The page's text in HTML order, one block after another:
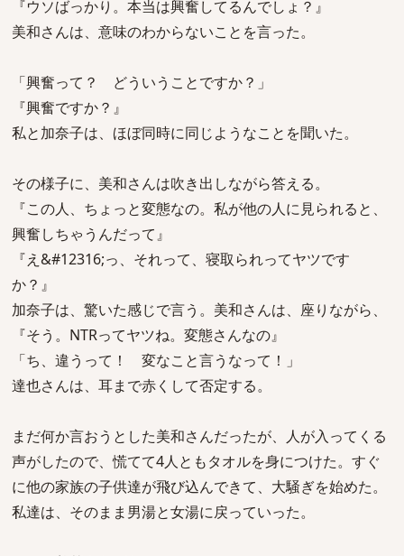
『ウソばっかり。本当は興奮してるんでしょ？』
美和さんは、意味のわからないことを言った。
「興奮って？ どういうことですか？」
『興奮ですか？』
私と加奈子は、ほぼ同時に同じようなことを聞いた。
その様子に、美和さんは吹き出しながら答える。
『この人、ちょっと変態なの。私が他の人に見られると、
興奮しちゃうんだって』
『え&#12316;っ、それって、寝取られってヤツです
か？』
加奈子は、驚いた感じで言う。美和さんは、座りながら、
『そう。NTRってヤツね。変態さんなの』
「ち、違うって！ 変なこと言うなって！」
達也さんは、耳まで赤くして否定する。
まだ何か言おうとした美和さんだったが、人が入ってくる
声がしたので、慌てて4人ともタオルを身につけた。すぐ
に他の家族の子供達が飛び込んできて、大騒ぎを始めた。
私達は、そのまま男湯と女湯に戻っていった。